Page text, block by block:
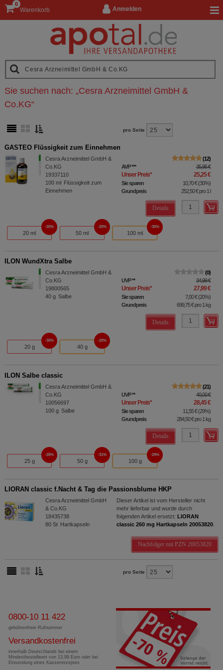
Anmelden
Warenkorb
0
Sie suchen nach: „Cesra Arzneimittel GmbH &
Co.KG“
pro Seite
GASTEO Flüssigkeit zum Einnehmen
Cesra Arzneimittel GmbH &
Co.KG
19337110
100 ml Flüssigkeit zum
Einnehmen
12
AVP*** 35,95 €
Unser Preis* 25,25 €
Sie sparen 10,70 €(30%)
Grundpreis
252,50 €pro 1 l
Details
20 ml
20%
50 ml
20%
100 ml
30%
ILON WundXtra Salbe
Cesra Arzneimittel GmbH &
Co.KG
19800565
40 g Salbe
0
UVP** 34,99 €
Unser Preis* 27,99 €
Sie sparen 7,00 €(20%)
Grundpreis
699,75 €pro 1 kg
Details
20 g
30%
40 g
20%
ILON Salbe classic
Cesra Arzneimittel GmbH &
Co.KG
10056697
100 g Salbe
21
UVP** 40,00 €
Unser Preis* 28,45 €
Sie sparen 11,55 €(29%)
Grundpreis
284,50 €pro 1 kg
Details
25 g
28%
50 g
31%
100 g
29%
LIORAN classic f.Nacht & Tag die Passionsblume HKP
Cesra Arzneimittel GmbH
& Co.KG
18435738
80St Hartkapseln
Dieser Artikel ist vom Hersteller nicht
mehr lieferbar und wurde durch
folgenden Artikel ersetzt: LIORAN
classic 260 mg Hartkapseln 20053820.
Nachfolger mit PZN 20053820
pro Seite
0800-10 11 422
gebührenfreie Rufnummer
Versandkostenfrei
innerhalb Deutschlands bei einem
Mindestbestellwert von 13,99 Euro oder bei
Einsendung eines Kassenrezeptes